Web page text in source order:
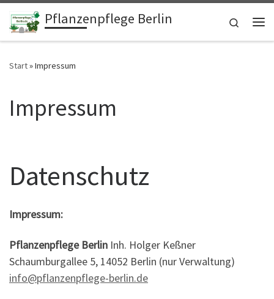
Zum Inhalt springen
Pflanzenpflege Berlin
Search
Start»Impressum
Impressum
Datenschutz
Impressum:
Pflanzenpflege Berlin Inh. Holger Keßner
Schaumburgallee 5, 14052 Berlin (nur Verwaltung)
info@pflanzenpflege-berlin.de